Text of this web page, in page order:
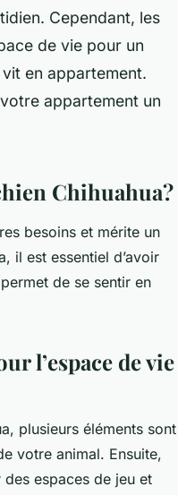
Cependant, les
de vie pour un
en appartement.
appartement un
Chihuahua?
besoins et mérite un
il est essentiel d’avoir
de se sentir en
l’espace de vie
plusieurs éléments sont
votre animal. Ensuite,
espaces de jeu et